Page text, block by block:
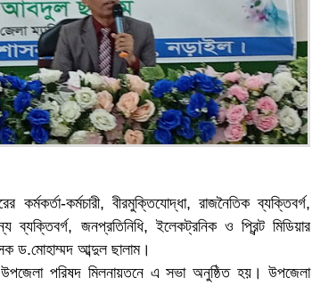
কর্মচারী, বীরমুক্তিযোদ্ধা, রাজনৈতিক ব্যক্তিবর্গ,
ব্যক্তিবর্গ, জনপ্রতিনিধি, ইলেকট্রনিক ও প্রিন্ট মিডিয়ার
ড.মোহাম্মদ আব্দুল ছালাম।
পরিষদ মিলনায়তনে এ সভা অনুষ্ঠিত হয়। উপজেলা